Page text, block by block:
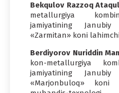
Bekqulov Razzoq
metallurgiya
jamiyatining
«Zarmitan» koni
Berdiyorov Nuriddin
kon-metallurgiya
jamiyatining
«Marjonbuloq»